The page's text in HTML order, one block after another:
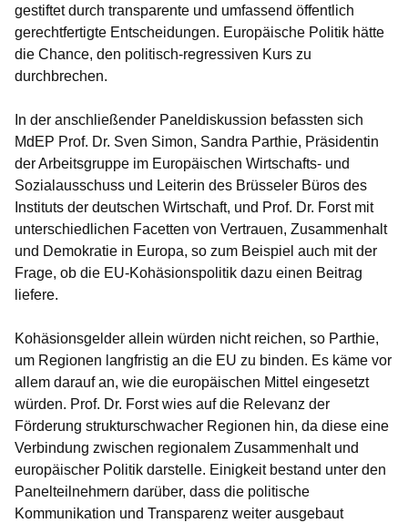
gestiftet durch transparente und umfassend öffentlich
gerechtfertigte Entscheidungen. Europäische Politik hätte
die Chance, den politisch-regressiven Kurs zu
durchbrechen.
In der anschließender Paneldiskussion befassten sich
MdEP Prof. Dr. Sven Simon, Sandra Parthie, Präsidentin
der Arbeitsgruppe im Europäischen Wirtschafts- und
Sozialausschuss und Leiterin des Brüsseler Büros des
Instituts der deutschen Wirtschaft, und Prof. Dr. Forst mit
unterschiedlichen Facetten von Vertrauen, Zusammenhalt
und Demokratie in Europa, so zum Beispiel auch mit der
Frage, ob die EU-Kohäsionspolitik dazu einen Beitrag
liefere.
Kohäsionsgelder allein würden nicht reichen, so Parthie,
um Regionen langfristig an die EU zu binden. Es käme vor
allem darauf an, wie die europäischen Mittel eingesetzt
würden. Prof. Dr. Forst wies auf die Relevanz der
Förderung strukturschwacher Regionen hin, da diese eine
Verbindung zwischen regionalem Zusammenhalt und
europäischer Politik darstelle. Einigkeit bestand unter den
Panelteilnehmern darüber, dass die politische
Kommunikation und Transparenz weiter ausgebaut